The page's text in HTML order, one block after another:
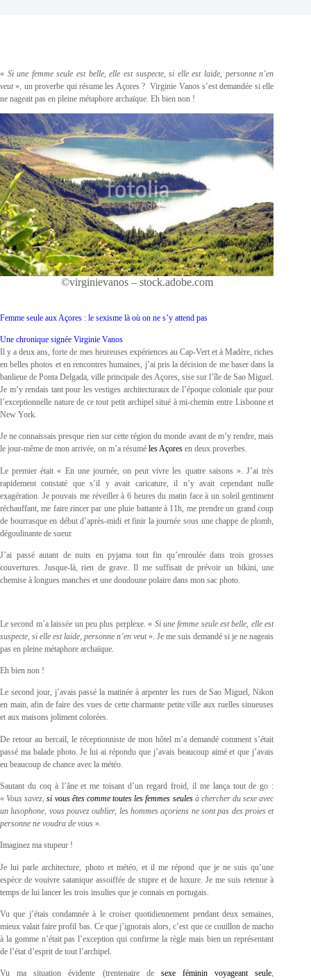
« Si une femme seule est belle, elle est suspecte, si elle est laide, personne n’en
veut», un proverbe qui résume les Açores ? Virginie Vanos s’est demandée si elle
ne nageait pas en pleine métaphore archaïque. Eh bien non !
©virginievanos – stock.adobe.com
Femme seule aux Açores : le sexisme là où on ne s’y attend pas
Une chronique signée Virginie Vanos
Il y a deux ans, forte de mes heureuses expériences au Cap-Vert et à Madère, riches
en belles photos et en rencontres humaines, j’ai pris la décision de me baser dans la
banlieue de Ponta Delgada, ville principale des Açores, sise sur l’île de Sao Miguel.
Je m’y rendais tant pour les vestiges architecturaux de l’époque coloniale que pour
l’exceptionnelle nature de ce tout petit archipel situé à mi-chemin entre Lisbonne et
New York.
Je ne connaissais presque rien sur cette région du monde avant de m’y rendre, mais
le jour-même de mon arrivée, on m’a résumé les Açores en deux proverbes.
Le premier était « En une journée, on peut vivre les quatre saisons ». J’ai très
rapidement constaté que s’il y avait caricature, il n’y avait cependant nulle
exagération. Je pouvais me réveiller à 6 heures du matin face à un soleil gentiment
réchauffant, me faire rincer par une pluie battante à 11h, me prendre un grand coup
de bourrasque en début d’après-midi et finir la journée sous une chappe de plomb,
dégoulinante de sueur.
J’ai passé autant de nuits en pyjama tout fin qu’enroulée dans trois grosses
couvertures. Jusque-là, rien de grave. Il me suffisait de prévoir un bikini, une
chemise à longues manches et une doudoune polaire dans mon sac photo.
Le second m’a laissée un peu plus perplexe. « Si une femme seule est belle, elle est
suspecte, si elle est laide, personne n’en veut». Je me suis demandé si je ne nageais
pas en pleine métaphore archaïque.
Eh bien non !
Le second jour, j’avais passé la matinée à arpenter les rues de Sao Miguel, Nikon
en main, afin de faire des vues de cette charmante petite ville aux ruelles sinueuses
et aux maisons joliment colorées.
De retour au bercail, le réceptionniste de mon hôtel m’a demandé comment s’était
passé ma balade photo. Je lui ai répondu que j’avais beaucoup aimé et que j’avais
eu beaucoup de chance avec la météo.
Sautant du coq à l’âne et me toisant d’un regard froid, il me lança tout de go :
« Vous savez,si vous êtes comme toutes les femmes seules à chercher du sexe avec
un lusophone, vous pouvez oublier, les hommes açoriens ne sont pas des proies et
personne ne voudra de vous ».
Imaginez ma stupeur !
Je lui parle architecture, photo et météo, et il me répond que je ne suis qu’une
espèce de vouivre satanique assoiffée de stupre et de luxure. Je me suis retenue à
temps de lui lancer les trois insultes que je connais en portugais.
Vu que j’étais condamnée à le croiser quotidiennement pendant deux semaines,
mieux valait faire profil bas. Ce que j’ignorais alors, c’est que ce couillon de macho
à la gomme n’était pas l’exception qui confirme la règle mais bien un représentant
de l’état d’esprit de tout l’archipel.
Vu ma situation évidente (trentenaire de sexe féminin voyageant seule,